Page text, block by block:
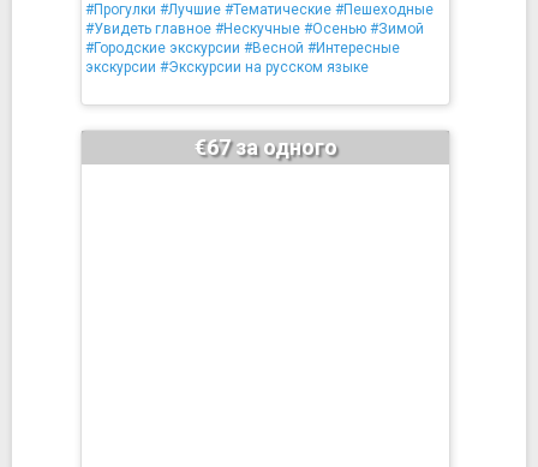
#Прогулки #Лучшие #Тематические #Пешеходные
#Увидеть главное #Нескучные #Осенью #Зимой
#Городские экскурсии #Весной #Интересные
экскурсии #Экскурсии на русском языке
€67 за одного